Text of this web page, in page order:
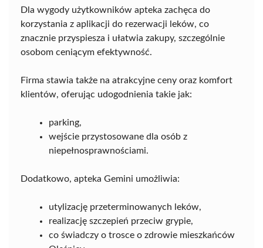
Dla wygody użytkowników apteka zachęca do
korzystania z aplikacji do rezerwacji leków, co
znacznie przyspiesza i ułatwia zakupy, szczególnie
osobom ceniącym efektywność.
Firma stawia także na atrakcyjne ceny oraz komfort
klientów, oferując udogodnienia takie jak:
parking,
wejście przystosowane dla osób z
niepełnosprawnościami.
Dodatkowo, apteka Gemini umożliwia:
utylizację przeterminowanych leków,
realizację szczepień przeciw grypie,
co świadczy o trosce o zdrowie mieszkańców